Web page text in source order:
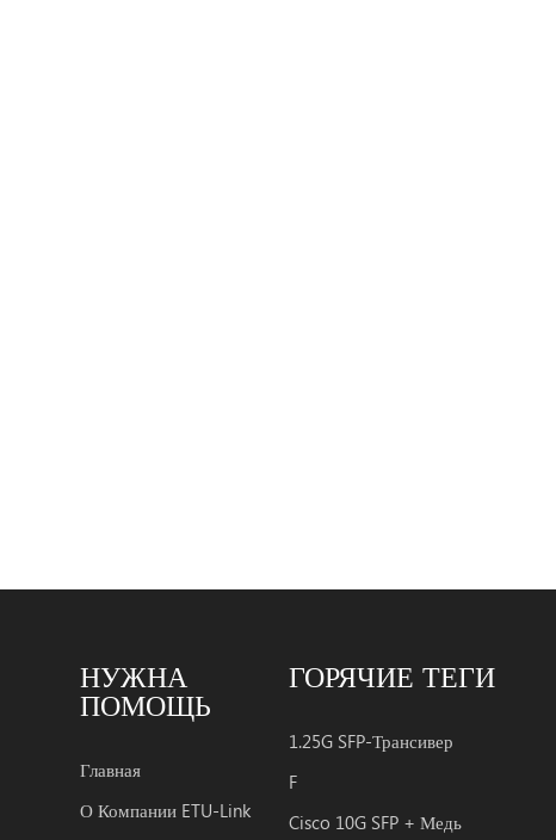
НУЖНА
ПОМОЩЬ
Главная
О Компании ETU-Link
ГОРЯЧИЕ ТЕГИ
1.25G SFP-Трансивер
F
Cisco 10G SFP + Медь